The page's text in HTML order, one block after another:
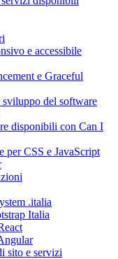
e accessibile
e Graceful
del software
disponibili con Can I
per CSS e JavaScript
.italia
Italia
sito e servizi